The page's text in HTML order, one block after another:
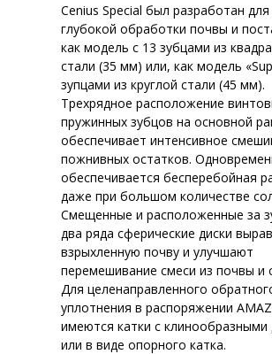
Cenius Special был разработан
глубокой обработки почвы и
как модель с 13 зубцами из
стали (35 мм) или, как модель
зупцами из круглой стали (45 мм).
Трехрядное расположение
пружинных зубцов на основной
обеспечивает интенсивное
пожнивных остатков.
обеспечивается бесперебойная
даже при большом количестве
Смещенные и расположенные за
два ряда сферические диски
взрыхленную почву и улучшают
перемешивание смеси из почвы и
Для целенаправленного
уплотнения в распоряжении
имеются катки с клинообразными
или в виде опорного катка.